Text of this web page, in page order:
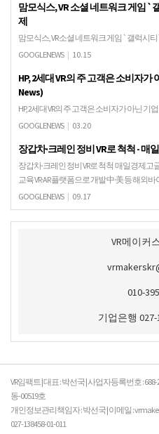
맘모식스, VR 소셜 네트워크 게임 `
제
맘모식스, VR 소셜 네트워크 게임 `갤럭시
표 유철호)는 개발 중인 가상현실(VR) 소셜
GOOGLENEWS | 10.15
HP, 2세대 VR의 주 고객은 소비자가
News)
HP, 2세대 VR의 주 고객은 소비자가 아닌 기
규 기자] HP는 윈도우 혼합현실(Mixed
GOOGLENEWS | 03.20
장갑차·크레인 정비 VR로 척척 - 매
장갑차·크레인 정비 VR로 척척 매일경제고
교육 VR·AR 플랫폼으로 개발 中·美 등 해외
GOOGLENEWS | 09.17
VR메이커
010-
기업은행 027-
VR임팩트 | 대표 : 박선국 | 사업자등록번호 :
동-00519호
개인정보관리책임자 : 박선국 | 이메일 :
027-138458-01-011